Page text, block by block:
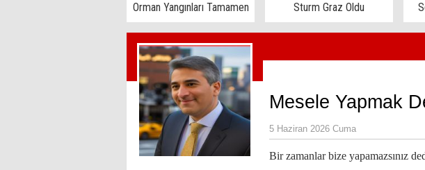
Orman Yangınları Tamamen
Kontrol Altında
Sturm Graz Oldu
Mesele Yapmak
5 Haziran 2026 Cuma
Bir zamanlar bize yapamazsınız